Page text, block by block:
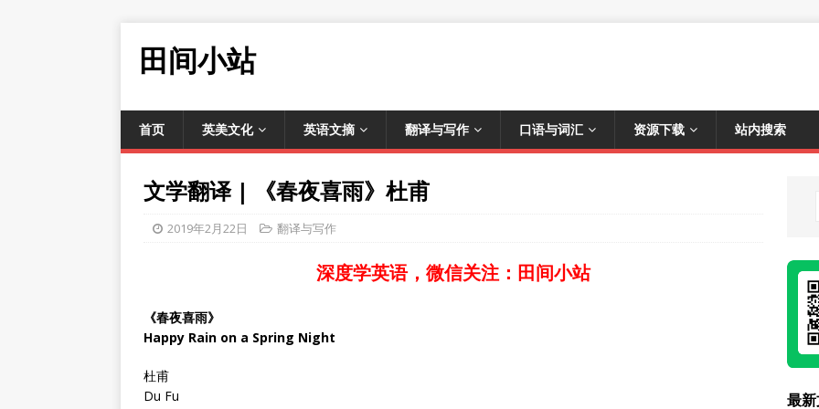
田间小站
首页 英美文化 英语文摘 翻译与写作 口语与词汇 资源下载 站内搜索
文学翻译 | 《春夜喜雨》杜甫
2019年2月22日 翻译与写作
深度学英语，微信关注：田间小站
《春夜喜雨》
Happy Rain on a Spring Night
杜甫
Du Fu
最